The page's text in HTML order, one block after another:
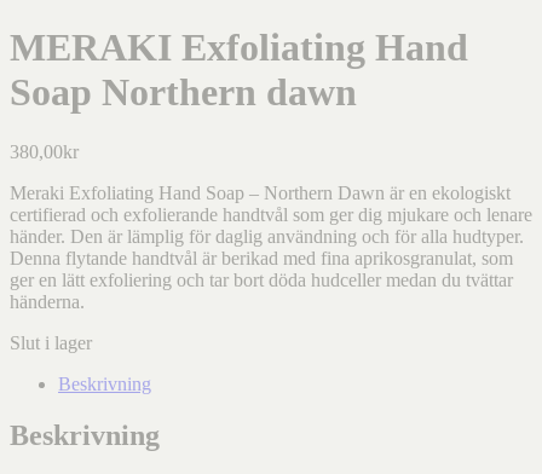
MERAKI Exfoliating Hand
Soap Northern dawn
380,00kr
Meraki Exfoliating Hand Soap – Northern Dawn är en ekologiskt
certifierad och exfolierande handtvål som ger dig mjukare och lenare
händer. Den är lämplig för daglig användning och för alla hudtyper.
Denna flytande handtvål är berikad med fina aprikosgranulat, som
ger en lätt exfoliering och tar bort döda hudceller medan du tvättar
händerna.
Slut i lager
Beskrivning
Beskrivning